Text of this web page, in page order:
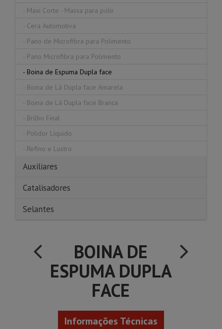
- Maxi Corte - Massa para polir
- Cera Automotiva
- Pano de Microfibra para Polimento
- Pano Microfibra para Polimento
- Boina de Espuma Dupla face
- Boina de Lã Dupla face Amarela
- Boina de Lã Dupla face Branca
- Brilho Final
- Polidor Líquido
- Refino e Lustro
Auxiliares
Catalisadores
Selantes
BOINA DE
ESPUMA DUPLA
FACE
Informações Técnicas